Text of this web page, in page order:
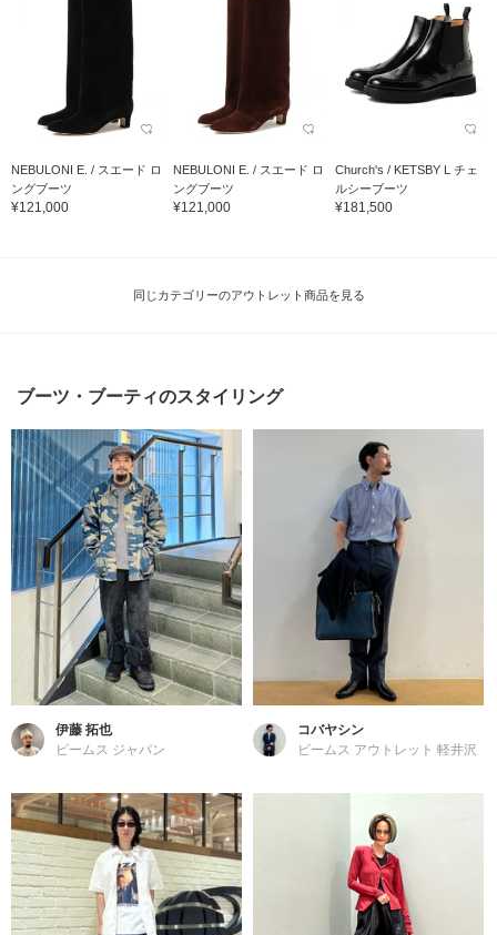
NEBULONI E. / スエード ロ
ングブーツ
¥121,000
NEBULONI E. / スエード ロ
ングブーツ
¥121,000
Church's / KETSBY L チェ
ルシーブーツ
¥181,500
同じカテゴリーのアウトレット商品を見る
ブーツ・ブーティのスタイリング
伊藤 拓也
ビームス ジャパン
コバヤシン
ビームス アウトレット 軽井沢